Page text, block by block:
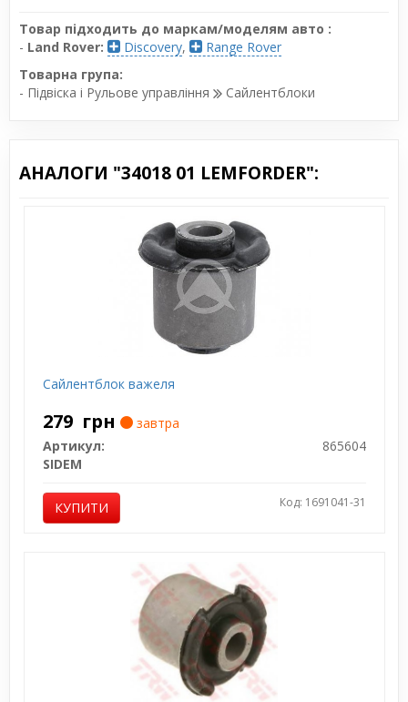
Товар підходить до маркам/моделям авто :
- Land Rover: Discovery,
Range Rover
Товарна група:
- Підвіска і Рульове управління
Сайлентблоки
АНАЛОГИ "34018 01 LEMFORDER":
Сайлентблок важеля
279 грн
завтра
Артикул:
865604
SIDEM
КУПИТИ Код: 1691041-31